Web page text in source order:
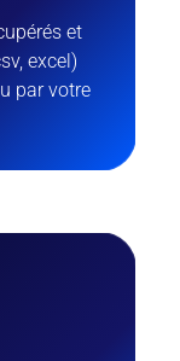
et
excel)
par votre